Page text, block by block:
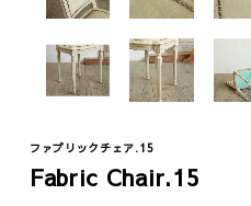
ファブリックチェア.15
Fabric Chair.15